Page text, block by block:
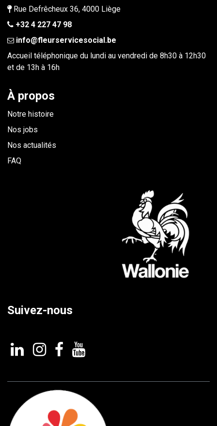
Rue Defrêcheux 36, 4000 Liège
+32 4 227 47 98
info@fleurservicesocial.be​
Accueil téléphonique du lundi au vendredi de 8h30 à 12h30
et de 13h à 16h
À propos
Notre histoire
Nos jobs
Nos actualités
FAQ
Suivez-nous